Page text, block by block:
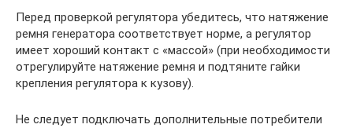
Перед проверкой регулятора убедитесь, что натяжение
ремня генератора соответствует норме, а регулятор
имеет хороший контакт с «массой» (при необходимости
отрегулируйте натяжение ремня и подтяните гайки
крепления регулятора к кузову).
Не следует подключать дополнительные потребители